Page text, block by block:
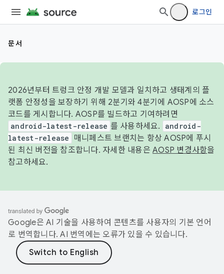
로그인
문서
2026년부터 트렁크 안정 개발 모델과 일치하고 생태계의 플
랫폼 안정성을 보장하기 위해 2분기와 4분기에 AOSP에 소스
코드를 게시합니다. AOSP를 빌드하고 기여하려면
android-latest-release 를 사용하세요.
android-
latest-release
매니페스트 브랜치는 항상 AOSP에 푸시
된 최신 버전을 참조합니다. 자세한 내용은 AOSP 변경사항을
참고하세요.
Google은 AI 기술을 사용하여 콘텐츠를 사용자의 기본 언어
로 번역합니다. AI 번역에는 오류가 있을 수 있습니다.